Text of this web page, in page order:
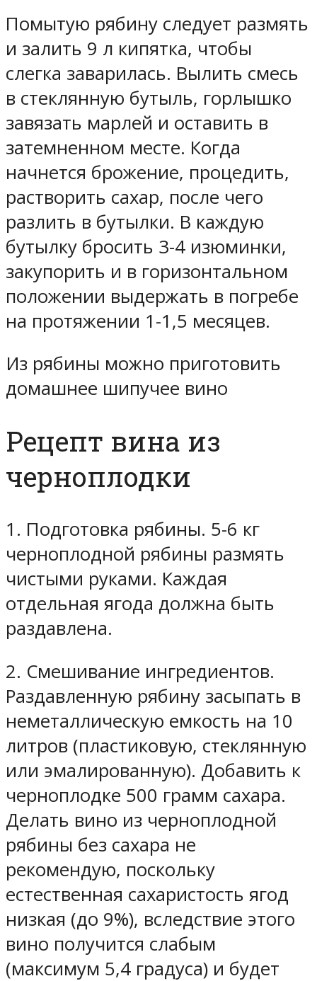
Помытую рябину следует размять
и залить 9 л кипятка, чтобы
слегка заварилась. Вылить смесь
в стеклянную бутыль, горлышко
завязать марлей и оставить в
затемненном месте. Когда
начнется брожение, процедить,
растворить сахар, после чего
разлить в бутылки. В каждую
бутылку бросить 3-4 изюминки,
закупорить и в горизонтальном
положении выдержать в погребе
на протяжении 1-1,5 месяцев.
Из рябины можно приготовить
домашнее шипучее вино
Рецепт вина из
черноплодки
1. Подготовка рябины. 5-6 кг
черноплодной рябины размять
чистыми руками. Каждая
отдельная ягода должна быть
раздавлена.
2. Смешивание ингредиентов.
Раздавленную рябину засыпать в
неметаллическую емкость на 10
литров (пластиковую, стеклянную
или эмалированную). Добавить к
черноплодке 500 грамм сахара.
Делать вино из черноплодной
рябины без сахара не
рекомендую, поскольку
естественная сахаристость ягод
низкая (до 9%), вследствие этого
вино получится слабым
(максимум 5,4 градуса) и будет